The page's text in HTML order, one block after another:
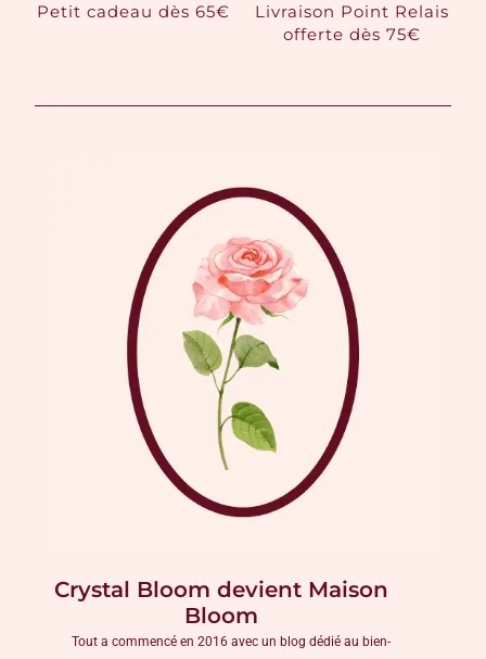
Petit cadeau dès 65€
Livraison Point Relais
offerte dès 75€
Crystal Bloom devient Maison
Bloom
Tout a commencé en 2016 avec un blog dédié au bien-